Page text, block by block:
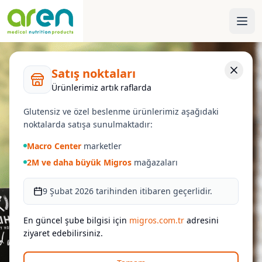
Satış noktaları
Ürünlerimiz artık raflarda
Glutensiz ve özel beslenme ürünlerimiz aşağıdaki
noktalarda satışa sunulmaktadır:
Macro Center marketler
2M ve daha büyük Migros mağazaları
9 Şubat 2026 tarihinden itibaren geçerlidir.
En güncel şube bilgisi için migros.com.tr adresini
ziyaret edebilirsiniz.